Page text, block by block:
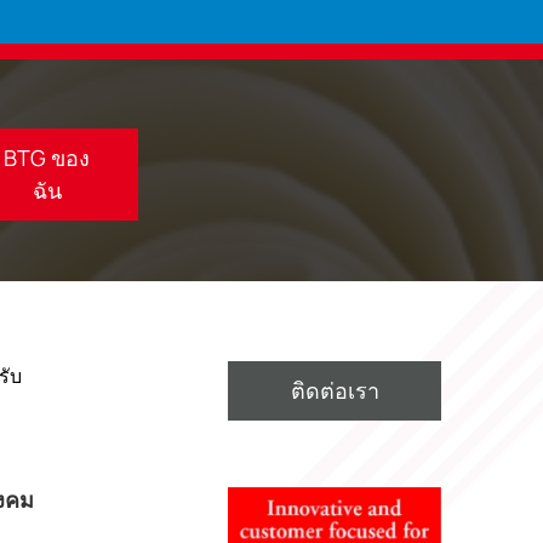
BTG ของ
ฉัน
บ
ติดต่อเรา
คม